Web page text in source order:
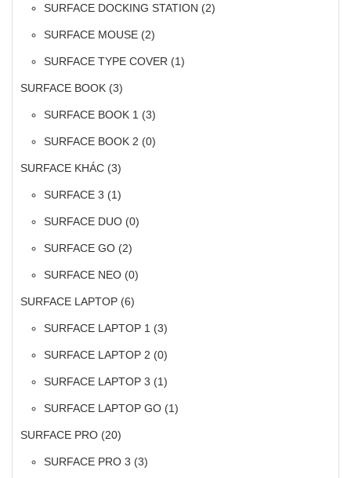
SURFACE DOCKING STATION (2)
SURFACE MOUSE (2)
SURFACE TYPE COVER (1)
SURFACE BOOK (3)
SURFACE BOOK 1 (3)
SURFACE BOOK 2 (0)
SURFACE KHÁC (3)
SURFACE 3 (1)
SURFACE DUO (0)
SURFACE GO (2)
SURFACE NEO (0)
SURFACE LAPTOP (6)
SURFACE LAPTOP 1 (3)
SURFACE LAPTOP 2 (0)
SURFACE LAPTOP 3 (1)
SURFACE LAPTOP GO (1)
SURFACE PRO (20)
SURFACE PRO 3 (3)